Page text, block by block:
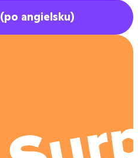
(po angielsku)